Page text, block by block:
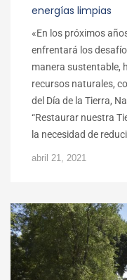
energías limpias
«En los próximos
enfrentará los
manera sustentable,
recursos naturales,
del Día de la Tierra,
“Restaurar nuestra
la necesidad de
abril 21, 2021